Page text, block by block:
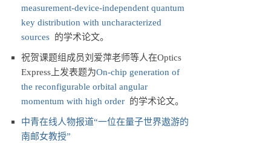
measurement-device-independent quantum
key distribution with uncharacterized
sources 的学术论文。
祝贺课题组成员刘爱萍老师等人在Optics
Express上发表题为On-chip generation of
the reconfigurable orbital angular
momentum with high order 的学术论文。
中青在线人物报道“一位在量子世界遨游的
南邮女教授”